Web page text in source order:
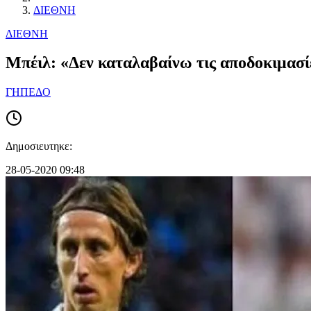
ΔΙΕΘΝΗ
ΔΙΕΘΝΗ
Μπέιλ: «Δεν καταλαβαίνω τις
ΓΗΠΕΔΟ
Δημοσιευτηκε:
28-05-2020 09:48